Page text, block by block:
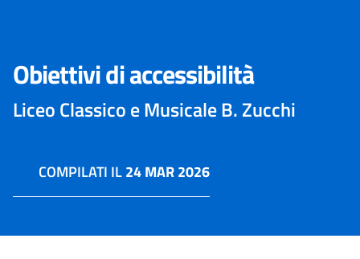
Obiettivi di accessibilità
Liceo Classico e Musicale B. Zucchi
COMPILATI IL24 MAR 2026